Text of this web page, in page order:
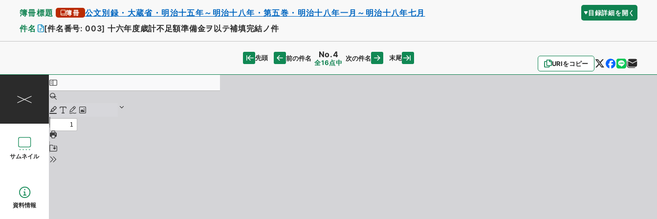
簿冊標題 簿冊 公文別録・大蔵省・明治十五年～明治十八年・第五巻・明治十八年一月～明治十八年七月 目録詳細を開く
件名 [件名番号: 003] 十六年度歳計不足額準備金ヲ以テ補填完結ノ件
URIをコピー
先頭 前の件名 No.4
全16点中
次の件名 末尾
サムネイル
資料情報